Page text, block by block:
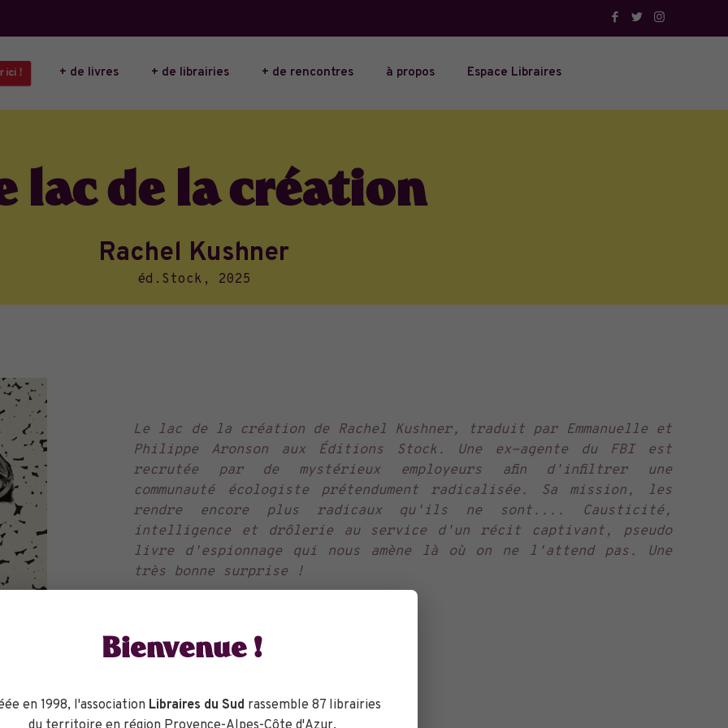
ici ! + de livres + de librairies + de rencontres à propos Espace Libraires
lac de la création
Rachel Kushner
éd.Stock, 2025
Le lac de la création de Rachel Kushner, traduit par Emmanuelle et
Philippe Aronson aux Éditions Stock. Une ex-agente du FBI est
recrutée par de mystérieux employeurs afin d'infiltrer une
communauté écologiste prétendument radicalisée. Sa mission, les
rendre encore plus radicaux qu'ils ne sont.... Causticité,
intelligence et drôlerie au service d'un récit captivant, pseudo
livre d'espionnage qui nous amène là où on ne l'attend pas. Une
très bonne surprise !
Bienvenue !
en 1998, l'association Libraires du Sud rassemble 87 librairies